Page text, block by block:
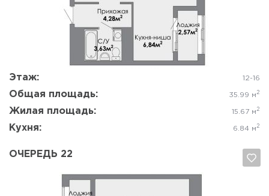
Этаж: 12-16
Общая площадь: 35.99 м 2
Жилая площадь: 15.67 м 2
Кухня: 6.84 м 2
Да, удалить Отмена
ОЧЕРЕДЬ 22